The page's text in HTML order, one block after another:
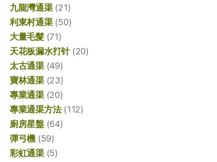
九龍灣通渠(21)
利東村通渠(50)
大量毛髮(71)
天花板漏水打针(20)
太古通渠(49)
寶林通渠(23)
專業通渠(20)
專業通渠方法(112)
廚房星盤(64)
彈弓機 (59)
彩虹通渠(5)